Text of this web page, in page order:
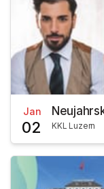
Jan
02 KKL Luzern